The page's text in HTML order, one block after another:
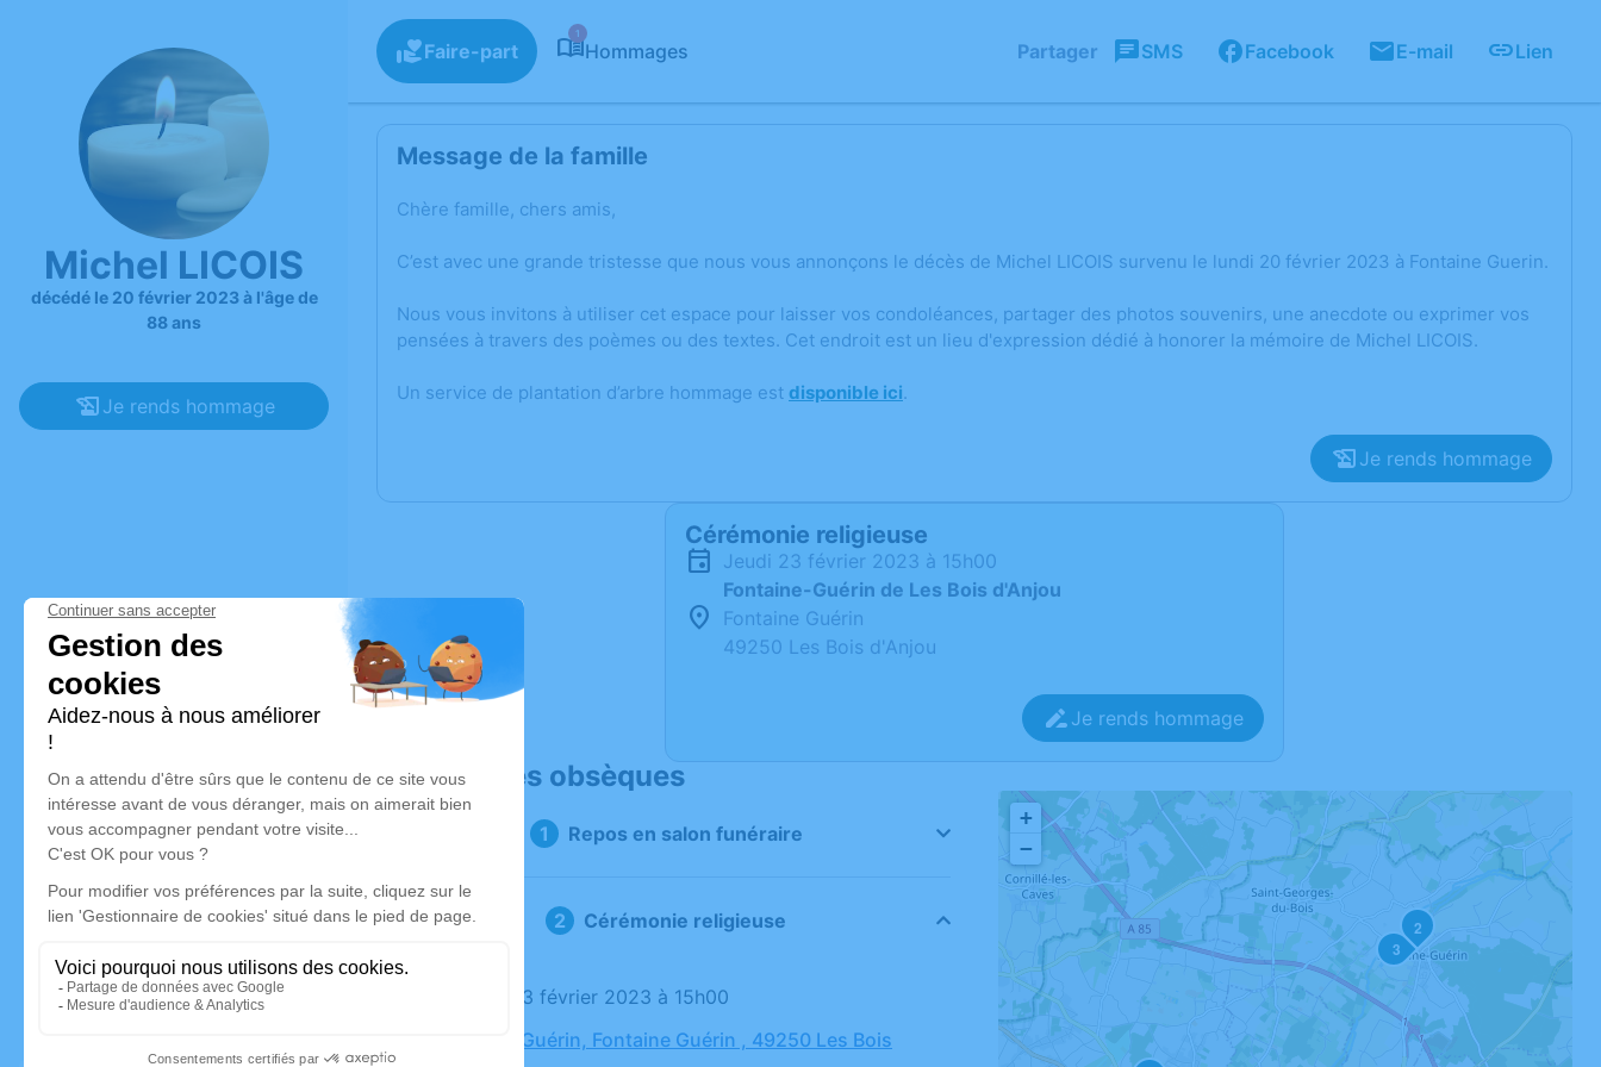
Michel LICOIS
décédé le 20 février 2023 à l'âge de
88 ans
Je rends hommage
Faire-part
1
Hommages Partager SMS Facebook E-mail Lien
Message de la famille
Chère famille, chers amis,
C’est avec une grande tristesse que nous vous annonçons le décès de Michel LICOIS survenu le lundi 20 février 2023 à Fontaine Guerin.
Nous vous invitons à utiliser cet espace pour laisser vos condoléances, partager des photos souvenirs, une anecdote ou exprimer vos
pensées à travers des poèmes ou des textes. Cet endroit est un lieu d'expression dédié à honorer la mémoire de Michel LICOIS.
Un service de plantation d’arbre hommage est disponible ici.
Je rends hommage
Cérémonie religieuse
jeudi 23 février 2023 à 15h00
Fontaine-Guérin de Les Bois d'Anjou
Fontaine Guérin
49250 Les Bois d'Anjou
Je rends hommage
Déroulé des obsèques
Repos en salon funéraire
Cérémonie religieuse
Le jeudi 23 février 2023 à 15h00
Fontaine-Guérin, Fontaine Guérin , 49250 Les Bois
2
3
+
−